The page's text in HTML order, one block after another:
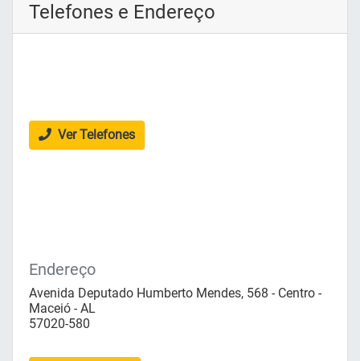
Telefones e Endereço
Ver Telefones
Endereço
Avenida Deputado Humberto Mendes, 568 - Centro -
Maceió - AL
57020-580